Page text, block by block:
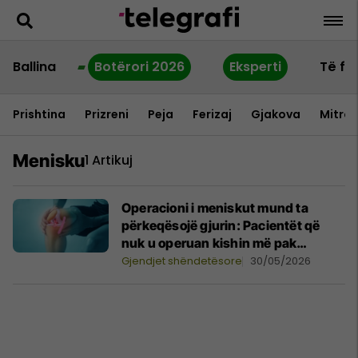
Ballina Botërori 2026 Eksperti Të
Prishtina Prizreni Peja Ferizaj Gjakova
Menisku1 Artikuj
Operacioni i meniskut mund ta
përkeqësojë gjurin: Pacientët që
nuk u operuan kishin më pak
dhimbje
Gjendjet shëndetësore 30/05/2026